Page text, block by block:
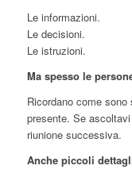
Le informazioni.
Le decisioni.
Le istruzioni.
Ma spesso le
Ricordano come
presente. Se
riunione successiva.
Anche piccoli